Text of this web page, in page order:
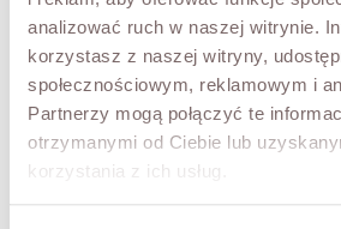
analizować ruch w naszej witrynie.
korzystasz z naszej witryny,
społecznościowym, reklamowym i
Partnerzy mogą połączyć te
otrzymanymi od Ciebie lub
korzystania z ich usług.
refined outfits.
The versatile olive green shade
and easily pairs with other pieces.
everyday choice – functional, stylish,
The model is 173 cm tall.